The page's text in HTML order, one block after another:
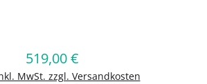
Regulärer Preis:
519,00 €
MwSt. zzgl. Versandkosten
In den Warenkorb